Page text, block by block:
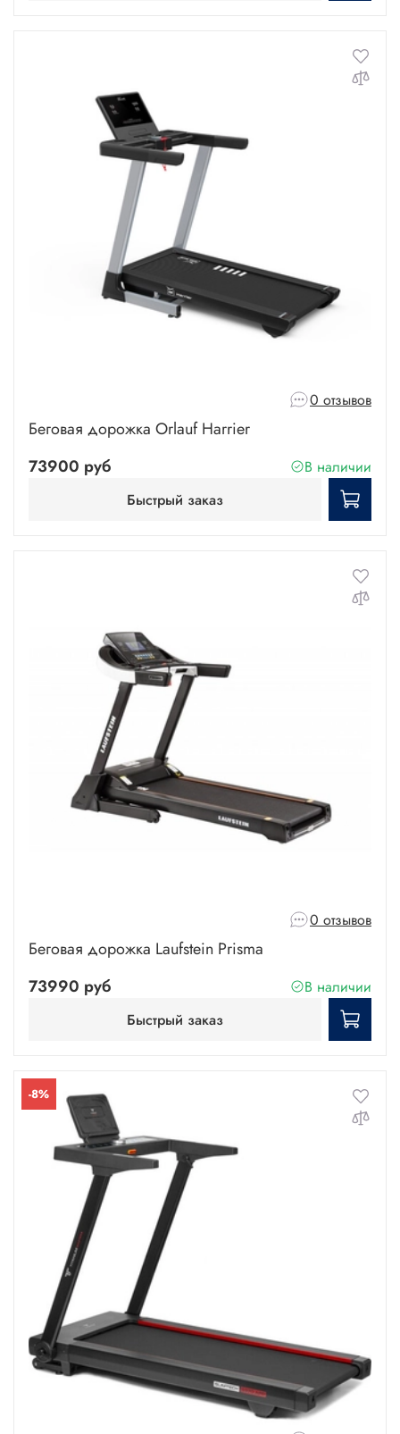
0 отзывов
Беговая дорожка Orlauf Harrier
73900 руб
В наличии
Быстрый заказ
0 отзывов
Беговая дорожка Laufstein Prisma
73990 руб
В наличии
Быстрый заказ
-8%